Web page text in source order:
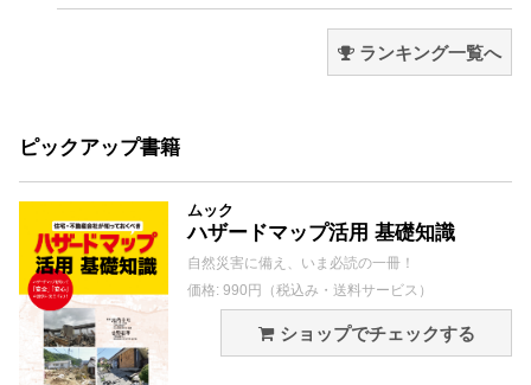
ランキング一覧へ
ピックアップ書籍
ムック
ハザードマップ活用 基礎知識
自然災害に備え、いま必読の一冊！
価格: 990円（税込み・送料サービス）
ショップでチェックする